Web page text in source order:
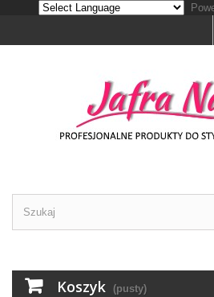
Koszyk (pusty)